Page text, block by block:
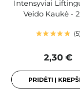
Intensyviai
Veido Kaukė -
5
2,30 €
PRIDĖTI Į